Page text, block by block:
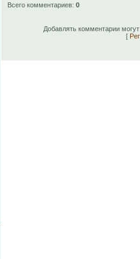
Всего комментариев: 0
Добавлять комментарии
[